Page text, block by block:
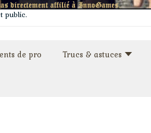
public.
de pro Trucs & astuces